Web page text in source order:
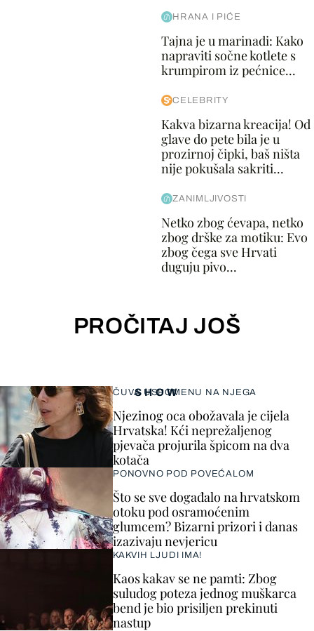
HRANA I PIĆE
Tajna je u marinadi: Kako
napraviti sočne kotlete s
krumpirom iz pećnice...
CELEBRITY
Kakva bizarna kreacija! Od
glave do pete bila je u
prozirnoj čipki, baš ništa
nije pokušala sakriti...
ZANIMLJIVOSTI
Netko zbog ćevapa, netko
zbog drške za motiku: Evo
zbog čega sve Hrvati
duguju pivo...
PROČITAJ JOŠ
SHOW
ČUVA USPOMENU NA NJEGA
Njezinog oca obožavala je cijela
Hrvatska! Kći neprežaljenog
pjevača projurila špicom na dva
kotača
PONOVNO POD POVEĆALOM
Što se sve događalo na hrvatskom
otoku pod osramoćenim
glumcem? Bizarni prizori i danas
izazivaju nevjericu
KAKVIH LJUDI IMA!
Kaos kakav se ne pamti: Zbog
suludog poteza jednog muškarca
bend je bio prisiljen prekinuti
nastup